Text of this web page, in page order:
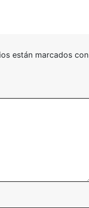
están marcados con